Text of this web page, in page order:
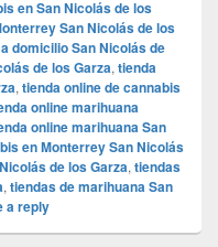
en San Nicolás de los
San Nicolás de los
domicilio San Nicolás de
de los Garza, tienda
, tienda online de cannabis
online marihuana
online marihuana San
en Monterrey San Nicolás
de los Garza, tiendas
, tiendas de marihuana San
a reply